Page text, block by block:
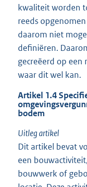
kwaliteit worden
reeds
daarom niet
definiëren.
gecreëerd op een
waar dit wel kan.
Artikel 1.4
bodem
Uitleg artikel
Dit artikel bevat
een
bouwwerk of